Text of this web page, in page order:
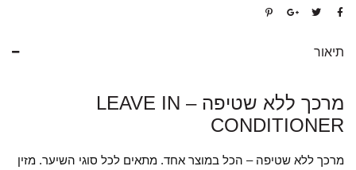
תיאור
מרכך ללא שטיפה – LEAVE IN
CONDITIONER
מרכך ללא שטיפה – הכל במוצר אחד. מתאים לכל סוגי השיער. מזין